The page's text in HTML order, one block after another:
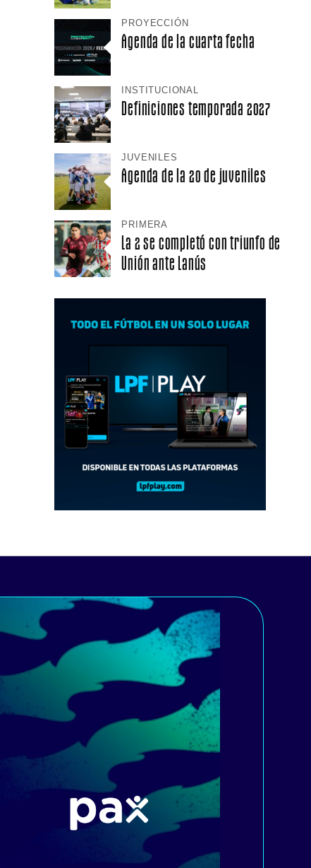
PROYECCIÓN
Agenda de la cuarta fecha
INSTITUCIONAL
Definiciones temporada 2027
JUVENILES
Agenda de la 20 de juveniles
PRIMERA
La 2 se completó con triunfo de
Unión ante Lanús